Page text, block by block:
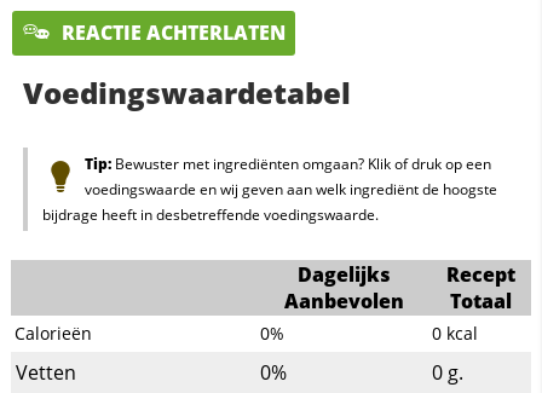
REACTIE ACHTERLATEN
Voedingswaardetabel
Tip:Bewuster met ingrediënten omgaan? Klik of druk op een
voedingswaarde en wij geven aan welk ingrediënt de hoogste
bijdrage heeft in desbetreffende voedingswaarde.
Dagelijks
Aanbevolen
Recept
Totaal
Calorieën 0% 0 kcal
Vetten 0% 0 g.